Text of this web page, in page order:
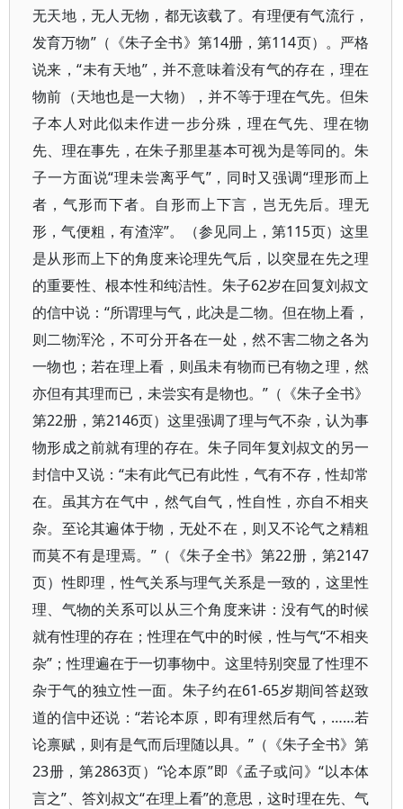
无天地，无人无物，都无该载了。有理便有气流行，
发育万物”（《朱子全书》第14册，第114页）。严格
说来，“未有天地”，并不意味着没有气的存在，理在
物前（天地也是一大物），并不等于理在气先。但朱
子本人对此似未作进一步分殊，理在气先、理在物
先、理在事先，在朱子那里基本可视为是等同的。朱
子一方面说“理未尝离乎气”，同时又强调“理形而上
者，气形而下者。自形而上下言，岂无先后。理无
形，气便粗，有渣滓”。（参见同上，第115页）这里
是从形而上下的角度来论理先气后，以突显在先之理
的重要性、根本性和纯洁性。朱子62岁在回复刘叔文
的信中说：“所谓理与气，此决是二物。但在物上看，
则二物浑沦，不可分开各在一处，然不害二物之各为
一物也；若在理上看，则虽未有物而已有物之理，然
亦但有其理而已，未尝实有是物也。”（《朱子全书》
第22册，第2146页）这里强调了理与气不杂，认为事
物形成之前就有理的存在。朱子同年复刘叔文的另一
封信中又说：“未有此气已有此性，气有不存，性却常
在。虽其方在气中，然气自气，性自性，亦自不相夹
杂。至论其遍体于物，无处不在，则又不论气之精粗
而莫不有是理焉。”（《朱子全书》第22册，第2147
页）性即理，性气关系与理气关系是一致的，这里性
理、气物的关系可以从三个角度来讲：没有气的时候
就有性理的存在；性理在气中的时候，性与气“不相夹
杂”；性理遍在于一切事物中。这里特别突显了性理不
杂于气的独立性一面。朱子约在61-65岁期间答赵致
道的信中还说：“若论本原，即有理然后有气，……若
论禀赋，则有是气而后理随以具。”（《朱子全书》第
23册，第2863页）“论本原”即《孟子或问》“以本体
言之”、答刘叔文“在理上看”的意思，这时理在先、气